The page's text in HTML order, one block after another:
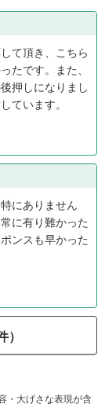
て頂き、こちら
たです。また、
押しになりまし
ています。
にありません
に有り難かった
ンスも早かった
・大げさな表現が含